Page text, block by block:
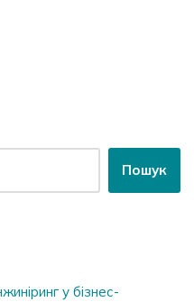
Пошук
у бізнес-